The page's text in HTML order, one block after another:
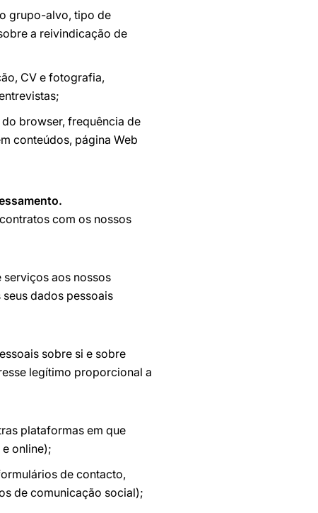
grupo-alvo, tipo de
a reivindicação de
CV e fotografia,
browser, frequência de
conteúdos, página Web
com os nossos
aos nossos
dados pessoais
sobre si e sobre
legítimo proporcional a
plataformas em que
online);
de contacto,
de comunicação social);